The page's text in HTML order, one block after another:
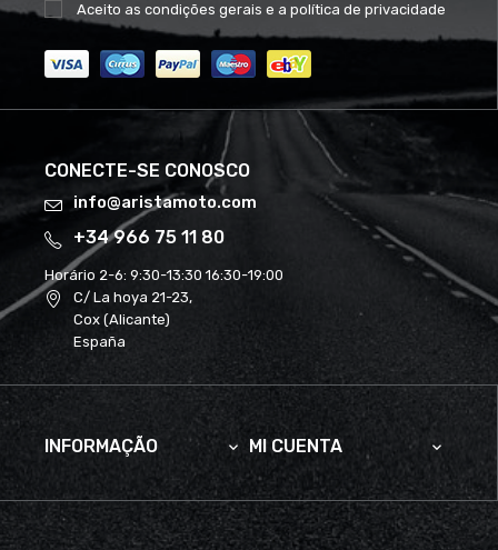
Aceito as condições gerais e a política de privacidade
CONECTE-SE CONOSCO
info@aristamoto.com
+34 966 75 11 80
Horário 2-6: 9:30-13:30 16:30-19:00
C/ La hoya 21-23,
Cox (Alicante)
España
INFORMAÇÃO  MI CUENTA 